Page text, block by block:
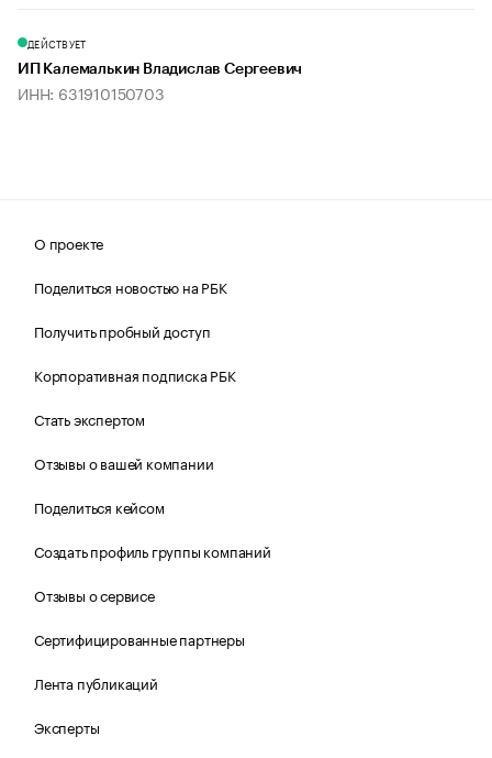
ДЕЙСТВУЕТ
ИП Калемалькин Владислав Сергеевич
ИНН: 631910150703
О проекте
Поделиться новостью на РБК
Получить пробный доступ
Корпоративная подписка РБК
Стать экспертом
Отзывы о вашей компании
Поделиться кейсом
Создать профиль группы компаний
Отзывы о сервисе
Сертифицированные партнеры
Лента публикаций
Эксперты